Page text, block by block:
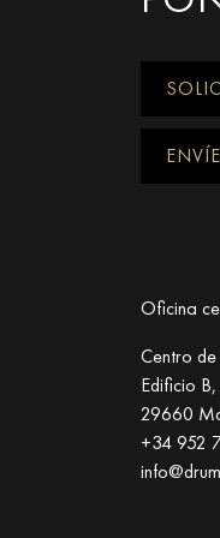
Oficina
Centro
Edificio B,
29660
+34 952